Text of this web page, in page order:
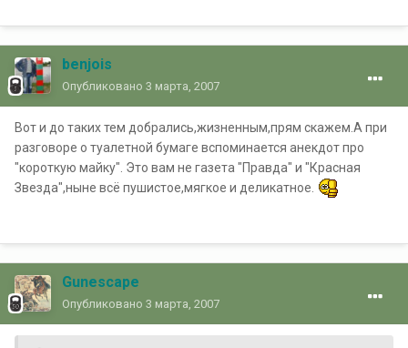
benjois
Опубликовано 3 марта, 2007
Вот и до таких тем добрались,жизненным,прям скажем.А при
разговоре о туалетной бумаге вспоминается анекдот про
"короткую майку". Это вам не газета "Правда" и "Красная
Звезда",ныне всё пушистое,мягкое и деликатное.
Gunescape
Опубликовано 3 марта, 2007